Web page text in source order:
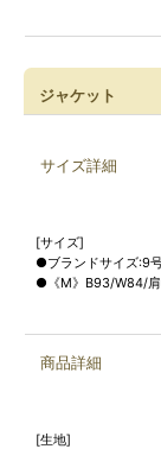
ジャケット
サイズ詳細
[サイズ]
●ブランドサイズ:9
●《M》B93/W84/
商品詳細
[生地]